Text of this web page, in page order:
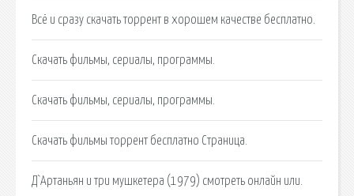
Всё и сразу скачать торрент в хорошем качестве бесплатно.
Скачать фильмы, сериалы, программы.
Скачать фильмы, сериалы, программы.
Скачать фильмы торрент бесплатно Страница.
Д`Артаньян и три мушкетера (1979) смотреть онлайн или.